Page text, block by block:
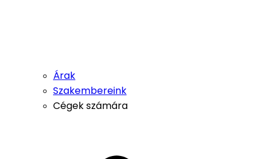
Árak
Szakembereink
Cégek számára